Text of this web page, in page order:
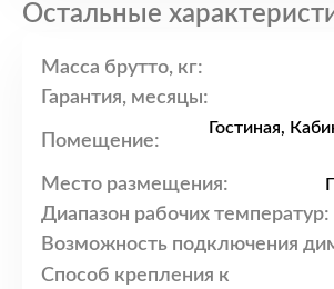
Остальные
Масса брутто, кг:
Гарантия, месяцы:
Помещение:
Гостиная,
Место размещения:
Диапазон рабочих температур:
Возможность подключения
Способ крепления к